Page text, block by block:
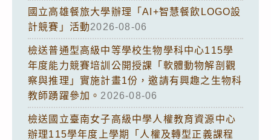
國立高雄餐旅大學辦理「AI+智慧餐飲LOGO設
計競賽」活動2026-08-06
檢送普通型高級中等學校生物學科中心115學
年度能力競賽培訓公開授課「軟體動物解剖觀
察與推理」實施計畫1份，邀請有興趣之生物科
教師踴躍參加。 2026-08-06
檢送國立臺南女子高級中學人權教育資源中心
辦理115學年度上學期「人權及轉型正義課程